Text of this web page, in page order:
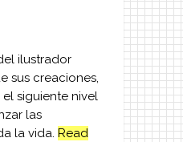
ilustrador
sus creaciones,
siguiente nivel
las
la vida. Read